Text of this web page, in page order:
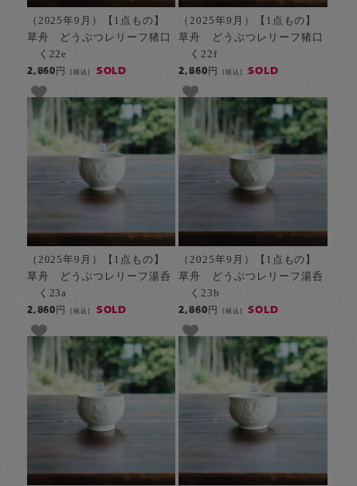
（2025年9月）【1点もの】
草舟 どうぶつレリーフ猪口
く22e
2,860円[税込] SOLD
（2025年9月）【1点もの】
草舟 どうぶつレリーフ猪口
く22f
2,860円 [税込] SOLD
（2025年9月）【1点もの】
草舟 どうぶつレリーフ湯呑
く23a
2,860円[税込] SOLD
（2025年9月）【1点もの】
草舟 どうぶつレリーフ湯呑
く23b
2,860円 [税込] SOLD